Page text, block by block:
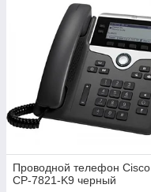
Проводной телефон Cisco
CP-7821-K9 черный